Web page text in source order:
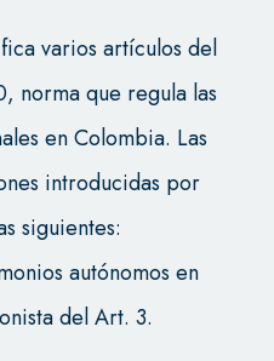
varios artículos del
norma que regula las
en Colombia. Las
introducidas por
siguientes:
autónomos en
del Art. 3.